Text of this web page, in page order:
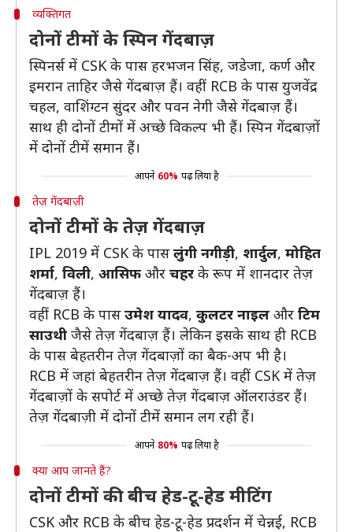
व्यक्तिगत
दोनों टीमों के स्पिन गेंदबाज़
स्पिनर्स में CSK के पास हरभजन सिंह, जडेजा, कर्ण और
इमरान ताहिर जैसे गेंदबाज़ हैं। वहीं RCB के पास युजवेंद्र
चहल, वाशिंग्टन सुंदर और पवन नेगी जैसे गेंदबाज़ हैं।
साथ ही दोनों टीमों में अच्छे विकल्प भी हैं। स्पिन गेंदबाज़ों
में दोनों टीमें समान हैं।
आपने 60% पढ़ लिया है
तेज़ गेंदबाज़ी
दोनों टीमों के तेज़ गेंदबाज़
IPL 2019 में CSK के पासलुंगी नगीड़ी, शार्दुल, मोहित
शर्मा, विली, आसिफ और चहर के रूप में शानदार तेज़
गेंदबाज़ हैं।
वहीं RCB के पासउमेश यादव, कुलटर नाइल और टिम
साउथी जैसे तेज़ गेंदबाज़ हैं। लेकिन इसके साथ ही RCB
के पास बेहतरीन तेज़ गेंदबाज़ों का बैक-अप भी है।
RCB में जहां बेहतरीन तेज़ गेंदबाज़ हैं। वहीं CSK में तेज़
गेंदबाज़ों के सपोर्ट में अच्छे तेज़ गेंदबाज़ ऑलराउंडर हैं।
तेज़ गेंदबाज़ी में दोनों टीमें समान लग रही हैं।
आपने 80% पढ़ लिया है
क्या आप जानते हैं?
दोनों टीमों की बीच हेड-टू-हेड मीटिंग
CSK और RCB के बीच हेड-टू-हेड प्रदर्शन में चेन्नई, RCB